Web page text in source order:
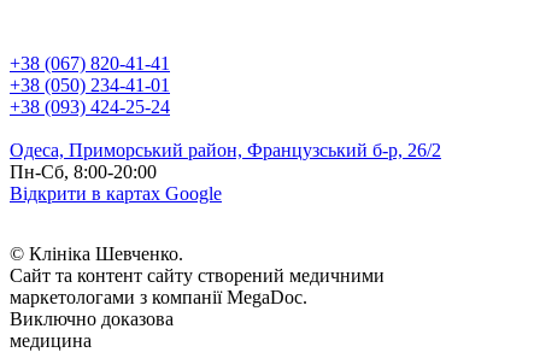
+38 (067) 820-41-41
+38 (050) 234-41-01
+38 (093) 424-25-24
Одеса, Приморський район, Французський б-р, 26/2
Пн-Сб, 8:00-20:00
Відкрити в картах Google
© Клініка Шевченко.
Сайт та контент сайту створений медичними
маркетологами з компанії MegaDoc.
Виключно доказова
медицина